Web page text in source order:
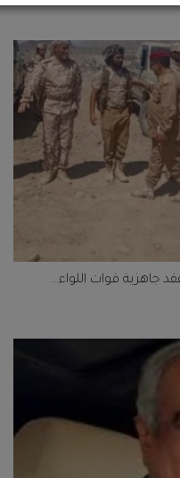
قوات اللواء...